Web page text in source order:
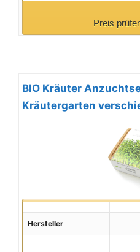
Preis
BIO Kräuter
Kräutergarten
Hersteller